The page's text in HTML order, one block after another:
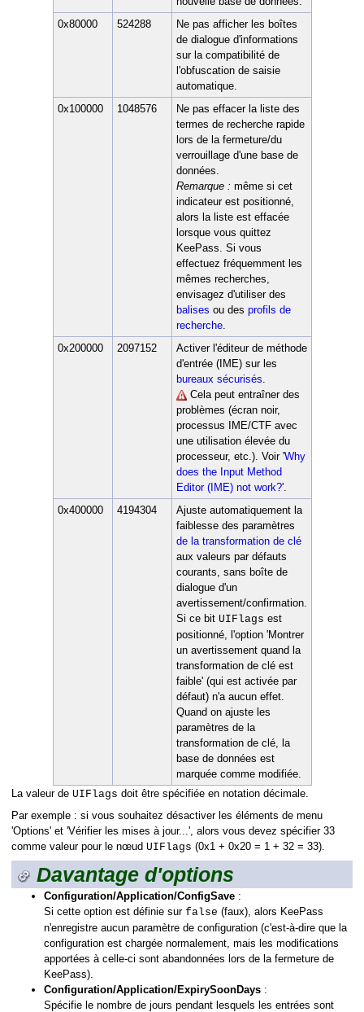
0x80000
524288
Ne pas afficher les boîtes
de dialogue d'informations
sur la compatibilité de
l'obfuscation de saisie
automatique.
0x100000
1048576
Ne pas effacer la liste des
termes de recherche rapide
lors de la fermeture/du
verrouillage d'une base de
données.
Remarque : même si cet
indicateur est positionné,
alors la liste est effacée
lorsque vous quittez
KeePass. Si vous
effectuez fréquemment les
mêmes recherches,
envisagez d'utiliser des
balises ou des profils de
recherche.
0x200000
2097152
Activer l'éditeur de méthode
d'entrée (IME) sur les
bureaux sécurisés.
Cela peut entraîner des
problèmes (écran noir,
processus IME/CTF avec
une utilisation élevée du
processeur, etc.). Voir 'Why
does the Input Method
Editor (IME) not work?'.
0x400000
4194304
Ajuste automatiquement la
faiblesse des paramètres
de la transformation de clé
aux valeurs par défauts
courants, sans boîte de
dialogue d'un
avertissement/confirmation.
Si ce bit UIFlags est
positionné, l'option 'Montrer
un avertissement quand la
transformation de clé est
faible' (qui est activée par
défaut) n'a aucun effet.
Quand on ajuste les
paramètres de la
transformation de clé, la
base de données est
marquée comme modifiée.
La valeur de UIFlags doit être spécifiée en notation décimale.
Par exemple : si vous souhaitez désactiver les éléments de menu
'Options' et 'Vérifier les mises à jour...', alors vous devez spécifier 33
comme valeur pour le nœud UIFlags (0x1 + 0x20 = 1 + 32 = 33).
Davantage d'options
Configuration/Application/ConfigSave :
Si cette option est définie sur false (faux), alors KeePass
n'enregistre aucun paramètre de configuration (c'est-à-dire que la
configuration est chargée normalement, mais les modifications
apportées à celle-ci sont abandonnées lors de la fermeture de
KeePass).
Configuration/Application/ExpirySoonDays :
Spécifie le nombre de jours pendant lesquels les entrées sont